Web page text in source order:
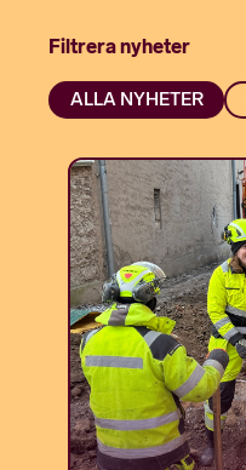
Filtrera nyheter
ALLA NYHETER